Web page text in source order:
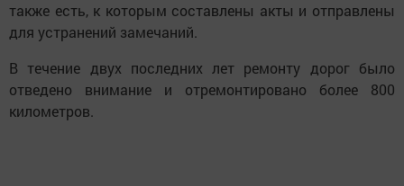
также есть, к которым составлены акты и отправлены
для устранений замечаний.
В течение двух последних лет ремонту дорог было
отведено внимание и отремонтировано более 800
километров.